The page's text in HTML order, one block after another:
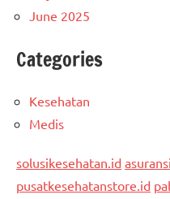
June 2025
Categories
Kesehatan
Medis
solusikesehatan.id
pusatkesehatanstore.id